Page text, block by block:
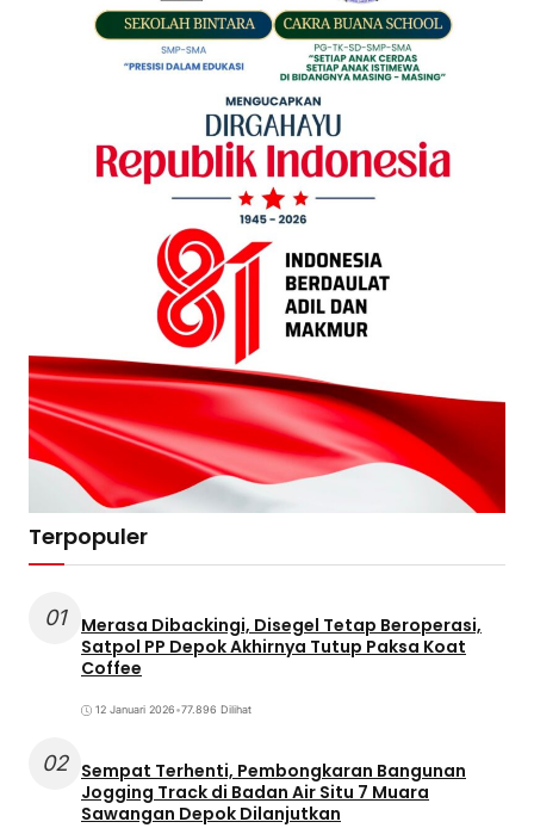
Terpopuler
01
Merasa Dibackingi, Disegel Tetap Beroperasi,
Satpol PP Depok Akhirnya Tutup Paksa Koat
Coffee
12 Januari 2026•77.896 Dilihat
02 Sempat Terhenti, Pembongkaran Bangunan
Jogging Track di Badan Air Situ 7 Muara
Sawangan Depok Dilanjutkan